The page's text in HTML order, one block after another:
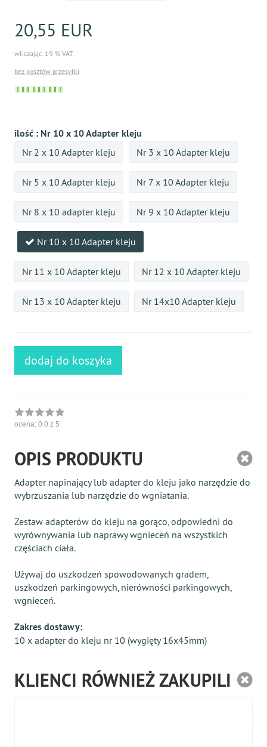
20,55 EUR
wliczając. 19 % VAT
bez kosztów przesyłki
ilość : Nr 10 x 10 Adapter kleju
Nr 2 x 10 Adapter kleju Nr 3 x 10 Adapter kleju
Nr 5 x 10 Adapter kleju Nr 7 x 10 Adapter kleju
Nr 8 x 10 adapter kleju Nr 9 x 10 Adapter kleju
Nr 10 x 10 Adapter kleju
Nr 11 x 10 Adapter kleju Nr 12 x 10 Adapter kleju
Nr 13 x 10 Adapter kleju Nr 14x10 Adapter kleju
dodaj do koszyka
ocena: 0.0 z 5
OPIS PRODUKTU
Adapter napinający lub adapter do kleju jako narzędzie do
wybrzuszania lub narzędzie do wgniatania.
Zestaw adapterów do kleju na gorąco, odpowiedni do
wyrównywania lub naprawy wgnieceń na wszystkich
częściach ciała.
Używaj do uszkodzeń spowodowanych gradem,
uszkodzeń parkingowych, nierówności parkingowych,
wgnieceń.
Zakres dostawy:
10 x adapter do kleju nr 10 (wygięty 16x45mm)
KLIENCI RÓWNIEŻ ZAKUPILI